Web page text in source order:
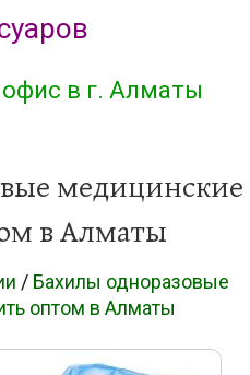
в г. Алматы
медицинские
в Алматы
/ Бахилы одноразовые
оптом в Алматы